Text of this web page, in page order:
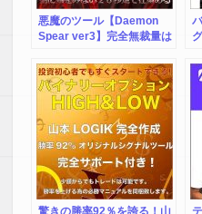
悪魔のツール【Daemon
Spear ver3】完全無裁量は